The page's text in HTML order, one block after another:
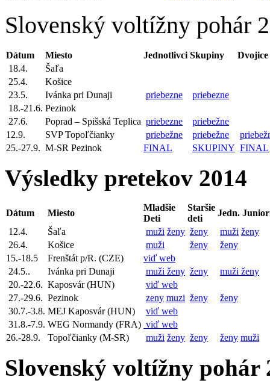
Slovenský voltížny pohár
Dátum Miesto Jednotlivci Skupiny
Dvojice
18.4.
Šaľa
25.4.
Košice
23.5.
Ivánka pri Dunaji priebezne
priebezne
18.-21.6. Pezinok
27.6.
Poprad – Spišská Teplica priebezne
priebežne
12.9.
SVP Topoľčianky priebežne priebežne
25.-27.9. M-SR Pezinok FINAL SKUPINY FINAL
Výsledky pretekov 2014
Dátum Miesto
Mladšie
Deti
Staršie
deti
Jedn.
12.4.
Šaľa muži ženy ženy muži ženy
26.4.
Košice muži ženy
ženy
15.-18.5
Frenštát p/R. (CZE)
viď web
24.5..
Ivánka pri Dunaji muži ženy ženy muži ženy
20.-22.6. Kaposvár (HUN)
viď web
27.-29.6. Pezinok zeny muzi ženy
ženy
30.7.-3.8. MEJ Kaposvár (HUN)
viď web
31.8.-7.9. WEG Normandy (FRA) viď web
26.-28.9.
Topoľčianky (M-SR) muži ženy ženy ženy muži
Slovenský voltížny pohár